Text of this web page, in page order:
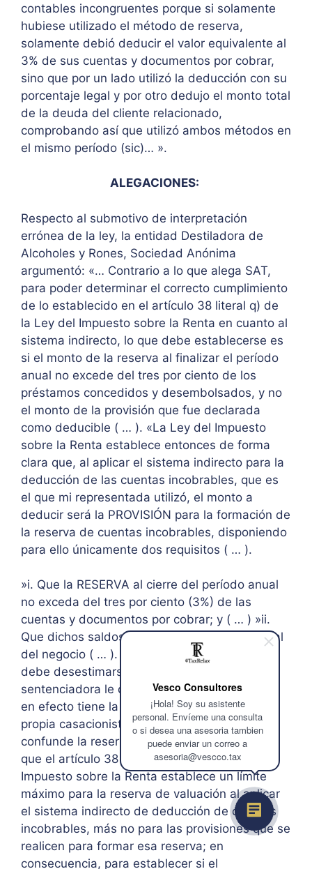
Vesco Consultores
¡Hola! Soy su asistente
personal. Envíeme una consulta
o si desea una asesoria tambien
puede enviar un correo a
asesoria@vescco.tax
contables incongruentes porque si solamente
hubiese utilizado el método de reserva,
solamente debió deducir el valor equivalente al
3% de sus cuentas y documentos por cobrar,
sino que por un lado utilizó la deducción con su
porcentaje legal y por otro dedujo el monto total
de la deuda del cliente relacionado,
comprobando así que utilizó ambos métodos en
el mismo período (sic)… ».
ALEGACIONES:
Respecto al submotivo de interpretación
errónea de la ley, la entidad Destiladora de
Alcoholes y Rones, Sociedad Anónima
argumentó: «… Contrario a lo que alega SAT,
para poder determinar el correcto cumplimiento
de lo establecido en el artículo 38 literal q) de
la Ley del Impuesto sobre la Renta en cuanto al
sistema indirecto, lo que debe establecerse es
si el monto de la reserva al finalizar el período
anual no excede del tres por ciento de los
préstamos concedidos y desembolsados, y no
el monto de la provisión que fue declarada
como deducible ( … ). «La Ley del Impuesto
sobre la Renta establece entonces de forma
clara que, al aplicar el sistema indirecto para la
deducción de las cuentas incobrables, que es
el que mi representada utilizó, el monto a
deducir será la PROVISIÓN para la formación de
la reserva de cuentas incobrables, disponiendo
para ello únicamente dos requisitos ( … ).
»i. Que la RESERVA al cierre del período anual
no exceda del tres por ciento (3%) de las
cuentas y documentos por cobrar; y ( … ) »ii.
Que dichos saldos se originen del giro habitual
del negocio ( … ). »… EI recurso de casación
debe desestimarse toda vez la Sala
sentenciadora le dio el sentido y alcance que
en efecto tiene la norma impugnada, y es la
propia casacionista quien desde un inicio
confunde la reserva con la provisión, siendo
que el artículo 38 literal q) de la Ley del
Impuesto sobre la Renta establece un límite
máximo para la reserva de valuación al aplicar
el sistema indirecto de deducción de cuentas
incobrables, más no para las provisiones que se
realicen para formar esa reserva; en
consecuencia, para establecer si el